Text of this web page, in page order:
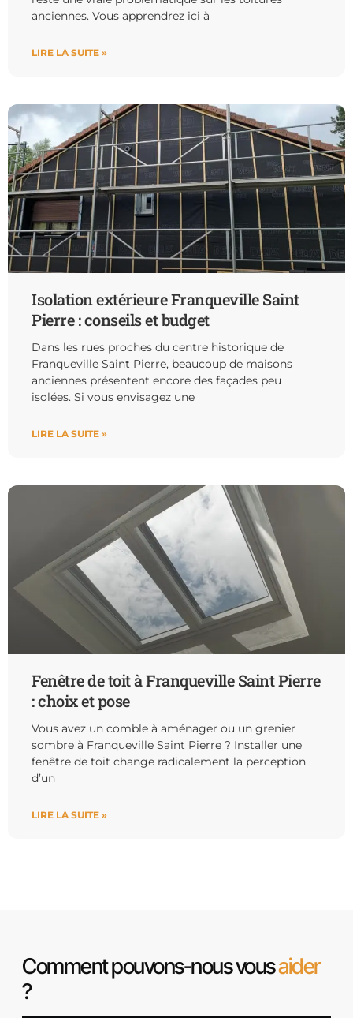
anciennes. Vous apprendrez ici à
LIRE LA SUITE »
Isolation extérieure Franqueville Saint
Pierre : conseils et budget
Dans les rues proches du centre historique de
Franqueville Saint Pierre, beaucoup de maisons
anciennes présentent encore des façades peu
isolées. Si vous envisagez une
LIRE LA SUITE »
Fenêtre de toit à Franqueville Saint Pierre
: choix et pose
Vous avez un comble à aménager ou un grenier
sombre à Franqueville Saint Pierre ? Installer une
fenêtre de toit change radicalement la perception
d’un
LIRE LA SUITE »
Comment pouvons-nous vousaider
?